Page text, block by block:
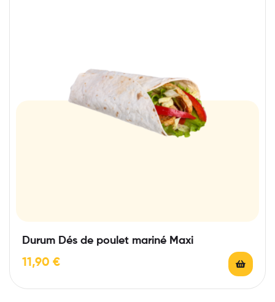
Durum Dés de poulet mariné Maxi
11,90 €